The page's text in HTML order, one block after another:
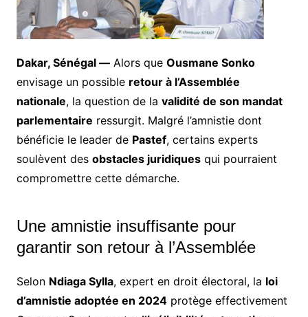
Dakar, Sénégal —Alors que Ousmane Sonko
envisage un possible retour à l’Assemblée
nationale, la question de la validité de son mandat
parlementaire ressurgit. Malgré l’amnistie dont
bénéficie le leader de Pastef, certains experts
soulèvent des obstacles juridiquesqui pourraient
compromettre cette démarche.
Une amnistie insuffisante pour
garantir son retour à l’Assemblée
Selon Ndiaga Sylla, expert en droit électoral, la loi
d’amnistie adoptée en 2024protège effectivement